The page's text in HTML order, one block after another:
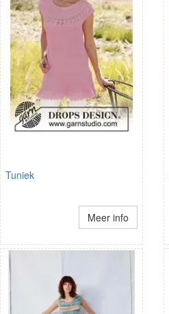
Tuniek
Meer info